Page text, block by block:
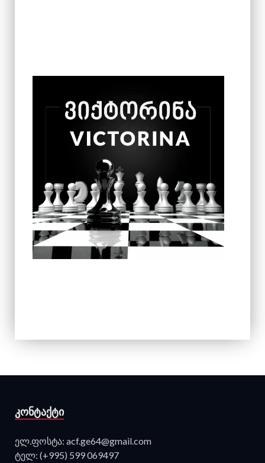
ᲙᲝᲜᲢᲐᲥᲢᲘ
ელ.ფოსტა: acf.ge64@gmail.com
ტელ: (+995) 599 069497